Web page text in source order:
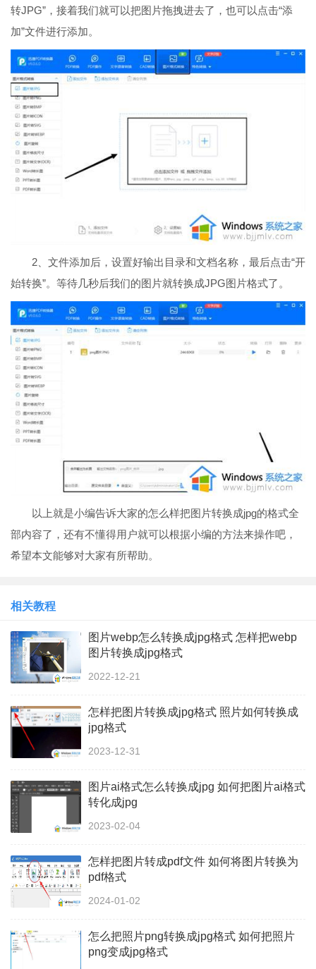
转JPG”，接着我们就可以把图片拖拽进去了，也可以点击“添
加”文件进行添加。
2、文件添加后，设置好输出目录和文档名称，最后点击“开
始转换”。等待几秒后我们的图片就转换成JPG图片格式了。
以上就是小编告诉大家的怎么样把图片转换成jpg的格式全
部内容了，还有不懂得用户就可以根据小编的方法来操作吧，
希望本文能够对大家有所帮助。
相关教程
图片webp怎么转换成jpg格式 怎样把webp
图片转换成jpg格式
2022-12-21
怎样把图片转换成jpg格式 照片如何转换成
jpg格式
2023-12-31
图片ai格式怎么转换成jpg 如何把图片ai格式
转化成jpg
2023-02-04
怎样把图片转成pdf文件 如何将图片转换为
pdf格式
2024-01-02
怎么把照片png转换成jpg格式 如何把照片
png变成jpg格式